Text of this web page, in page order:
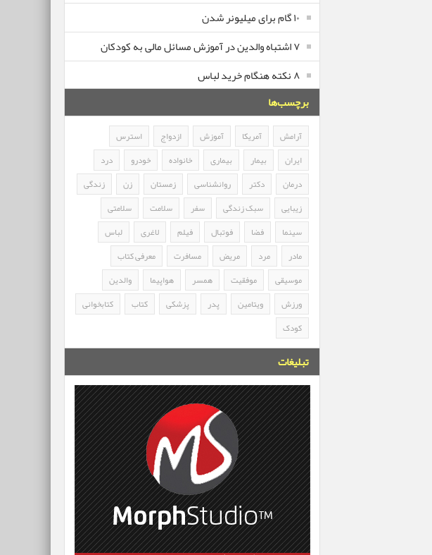
۱۰ گام برای میلیونر شدن
۷ اشتباه والدین در آموزش مسائل مالی به کودکان
۸ نکته هنگام خرید لباس
برچسب‌ها
آرامش آمریکا آموزش ازدواج
استرس
ایران
بیمار بیماری خانواده خودرو
درد
درمان
دکتر روانشناسی زمستان زن
زندگی
زیبایی
سبک زندگی سفر سلامت
سلامتی
سینما
فضا فوتبال فیلم لاغری
لباس
مادر
مرد مریض مسافرت
معرفی کتاب
موسیقی
موفقیت همسر هواپیما
والدین
ورزش
ویتامین پدر پزشکی کتاب
کتابخوانی
کودک
تبلیغات